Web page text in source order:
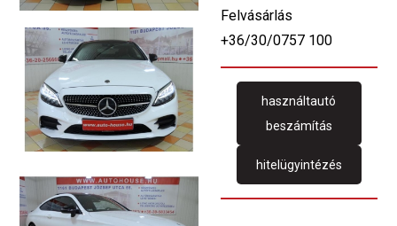
Felvásárlás
+36/30/0757 100
használtautó
beszámítás
hitelügyintézés